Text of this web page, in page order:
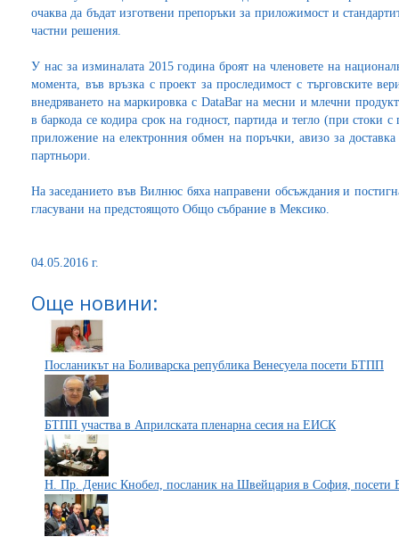
очаква да бъдат изготвени препоръки за приложимост и
частни решения.
У нас за изминалата 2015 година броят на членовете на
момента, във връзка с проект за проследимост с търговските
внедряването на маркировка с DataBar на месни и млечни
в баркода се кодира срок на годност, партида и тегло (при стоки
приложение на електронния обмен на поръчки, авизо за
партньори.
На заседанието във Вилнюс бяха направени обсъждания и
гласувани на предстоящото Общо събрание в Мексико.
04.05.2016 г.
Още новини:
Посланикът на Боливарска република Венесуела посети БТПП
БТПП участва в Априлската пленарна сесия на ЕИСК
Н. Пр. Денис Кнобел, посланик на Швейцария в София,